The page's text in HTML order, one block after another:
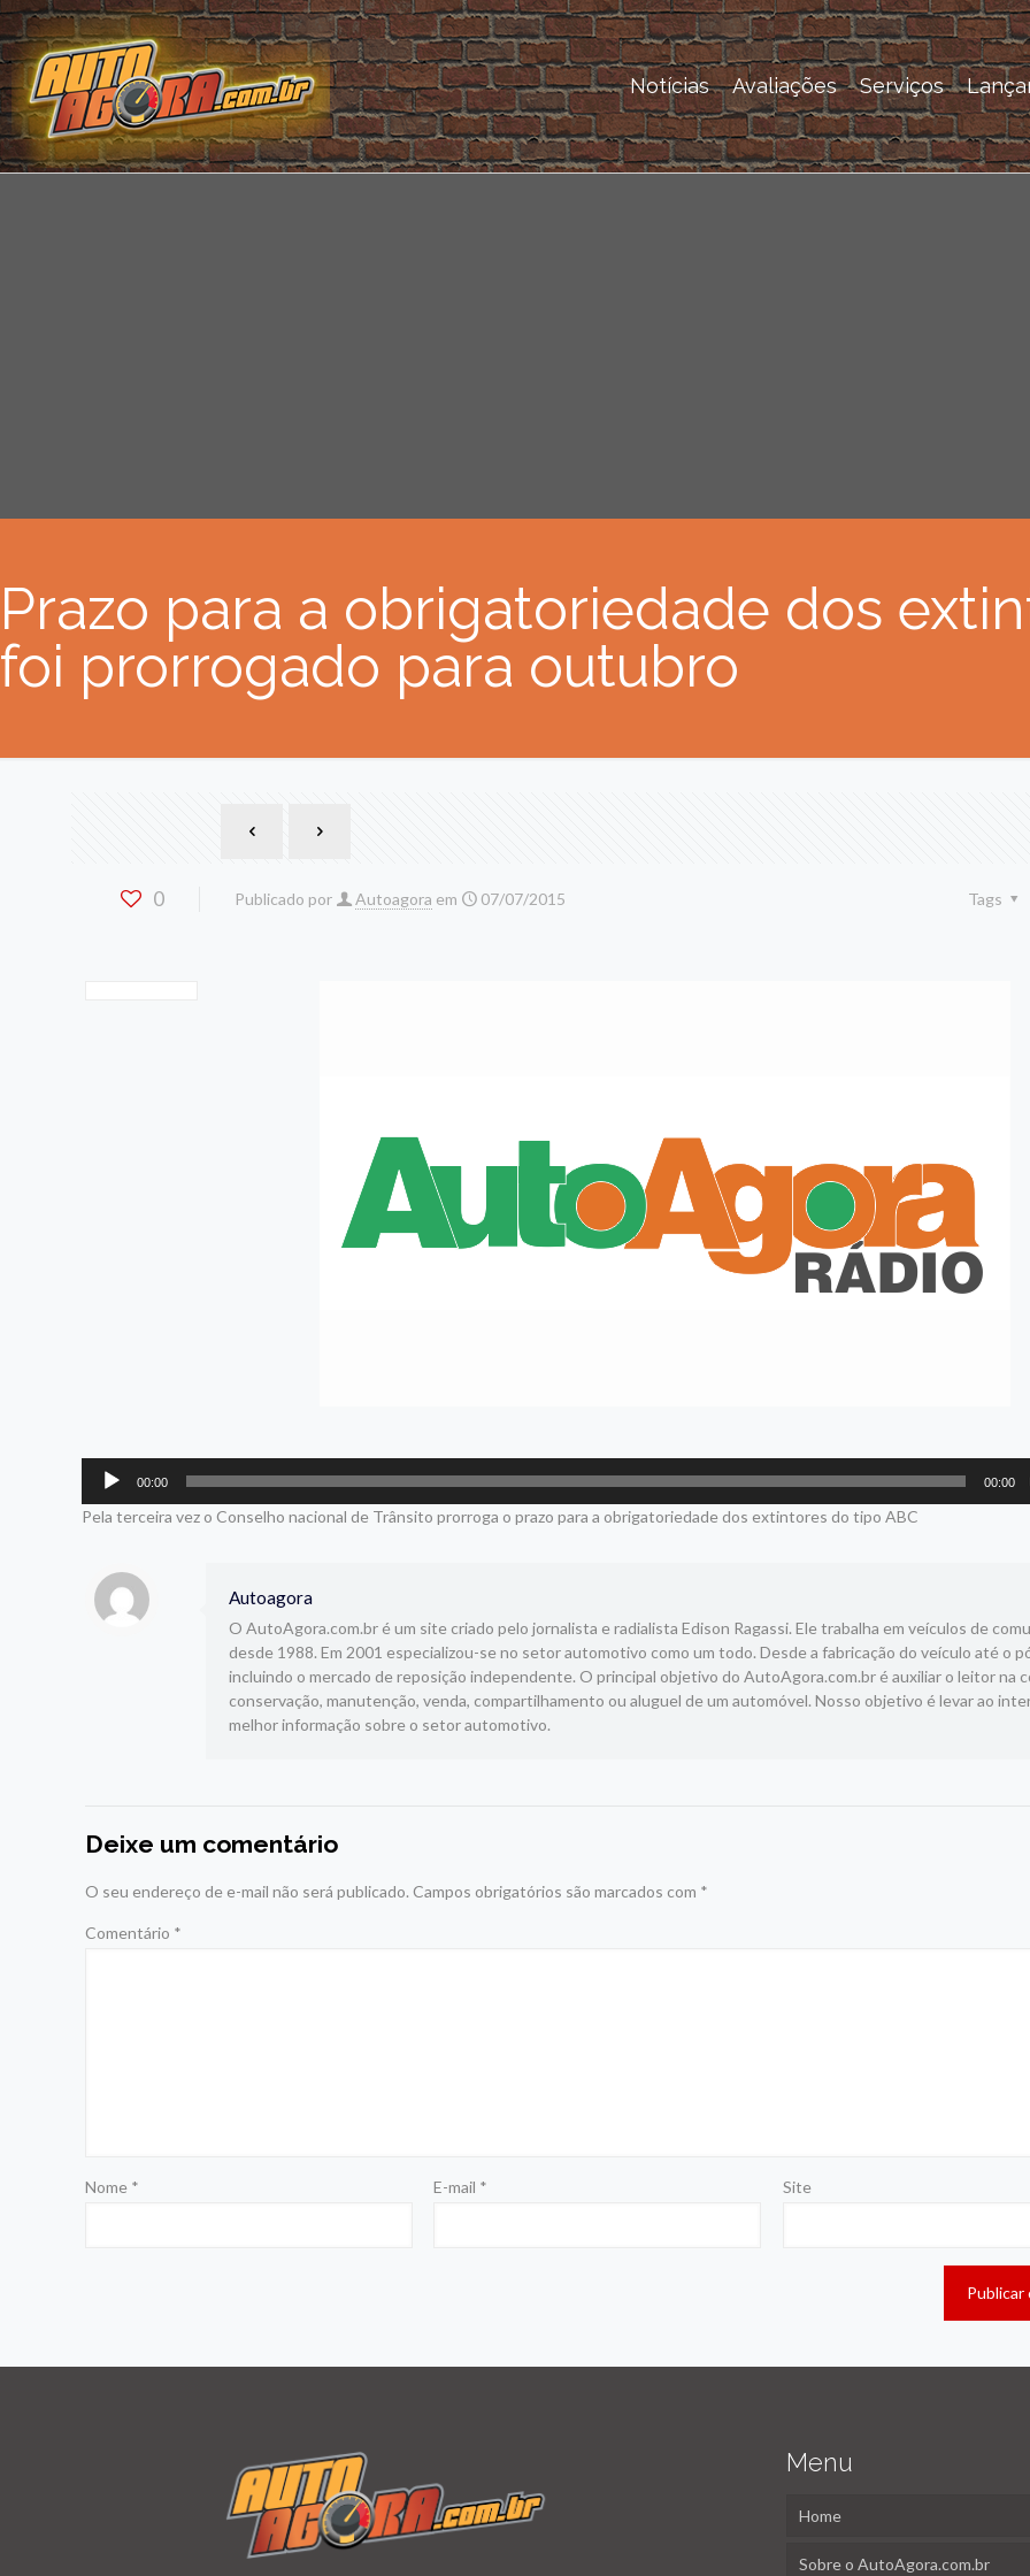
Notícias Avaliações Serviços
Prazo para a obrigatoriedade dos
foi prorrogado para outubro
0 Publicado por Autoagora em 07/07/2015 Tags
Tocador
áudio
00:00 00:00
Pela terceira vez o Conselho nacional de Trânsito prorroga o prazo para a obrigatoriedade dos extintores do tipo ABC
Autoagora
O AutoAgora.com.br é um site criado pelo jornalista e radialista Edison Ragassi. Ele trabalha em veículos de
desde 1988. Em 2001 especializou-se no setor automotivo como um todo. Desde a fabricação do veículo até o
incluindo o mercado de reposição independente. O principal objetivo do AutoAgora.com.br é auxiliar o leitor na
conservação, manutenção, venda, compartilhamento ou aluguel de um automóvel. Nosso objetivo é levar ao
melhor informação sobre o setor automotivo.
Deixe um comentário
O seu endereço de e-mail não será publicado. Campos obrigatórios são marcados com *
Comentário *
Nome * E-mail * Site
Menu
Home
Sobre o AutoAgora.com.br